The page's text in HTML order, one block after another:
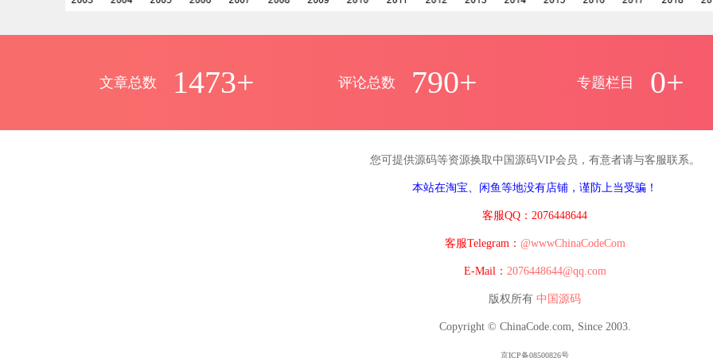
文章总数 1473+ 评论总数 790+ 专题栏目 0+
您可提供源码等资源换取中国源码VIP会员，有意者请与客服联系。
本站在淘宝、闲鱼等地没有店铺，谨防上当受骗！
客服QQ：2076448644
客服Telegram： @wwwChinaCodeCom
E-Mail： 2076448644@qq.com
版权所有 中国源码
Copyright © ChinaCode.com, Since 2003.
京ICP备08500826号